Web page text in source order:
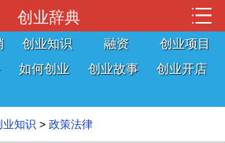
创业辞典
创业知识 融资
创业项目
如何创业 创业故事
创业开店
业知识 > 政策法律